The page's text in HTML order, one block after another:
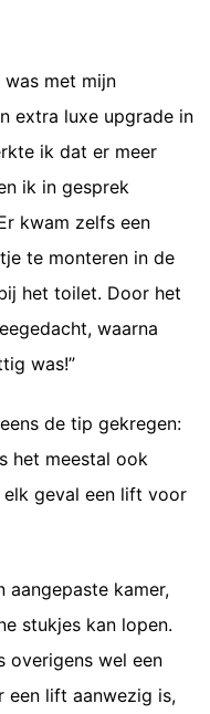
was met mijn
extra luxe upgrade in
ik dat er meer
ik in gesprek
kwam zelfs een
te monteren in de
het toilet. Door het
waarna
was!”
de tip gekregen:
het meestal ook
geval een lift voor
aangepaste kamer,
stukjes kan lopen.
overigens wel een
een lift aanwezig is,